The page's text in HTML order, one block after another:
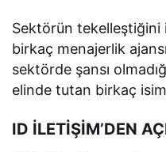
Sektörün tekelleştiğini
birkaç menajerlik
sektörde şansı
elinde tutan birkaç
ID İLETİŞİM’DEN